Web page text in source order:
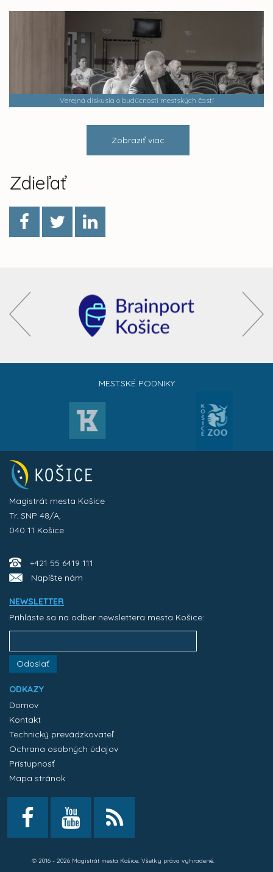
Verejná diskusia o budúcnosti mestských častí
Zobraziť viac
Zdieľať
MESTSKÉ PODNIKY
Magistrát mesta Košice
Tr. SNP 48/A,
040 11 Košice
+421 55 6419 111
Napíšte nám
NEWSLETTER
Prihláste sa na odber newslettera mesta Košice:
Odoslať
ODKAZY
Domov
Kontakt
Technický prevádzkovateľ
Ochrana osobných údajov
Prístupnosť
Mapa stránok
© 2016 - 2026 Magistrát mesta Košice. Všetky práva vyhradené.